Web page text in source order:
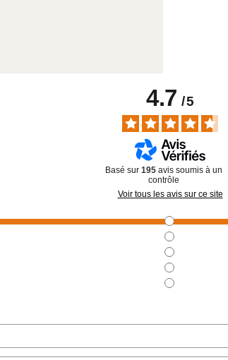
4.7/5
Basé sur 195 avis soumis à un
contrôle
Voir tous les avis sur ce site